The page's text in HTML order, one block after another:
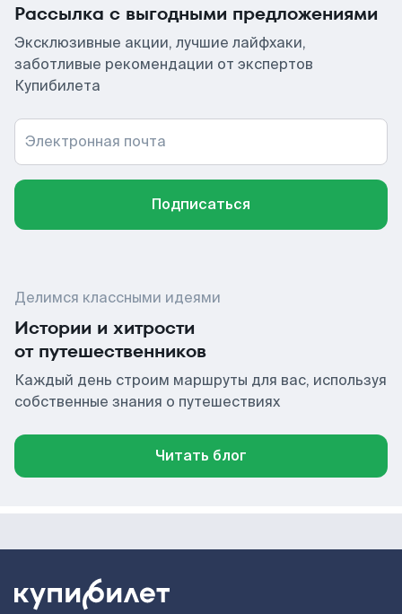
Рассылка с выгодными предложениями
Эксклюзивные акции, лучшие лайфхаки,
заботливые рекомендации от экспертов
Купибилета
Электронная почта
Подписаться
Делимся классными идеями
Истории и хитрости
от путешественников
Каждый день строим маршруты для вас, используя
собственные знания о путешествиях
Читать блог